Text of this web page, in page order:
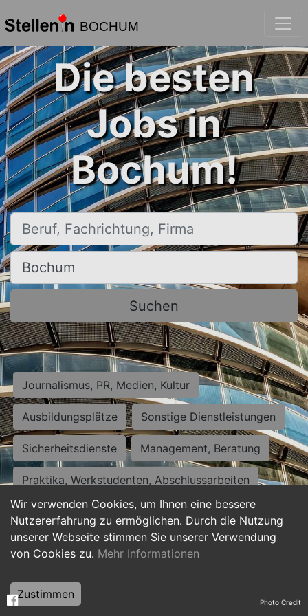
BOCHUM
Wir verwenden Cookies, um Ihnen eine bessere
Nutzererfahrung zu ermöglichen. Durch die Nutzung
unserer Webseite stimmen Sie unserer Verwendung
von Cookies zu. Mehr Informationen
Zustimmen
Die besten
Jobs in
Bochum!
Beruf, Fachrichtung, Firma
Ort, Stadt
Suchen
Journalismus, PR, Medien, Kultur
Ausbildungsplätze Sonstige Dienstleistungen
Sicherheitsdienste Management, Beratung
Praktika, Werkstudenten, Abschlussarbeiten
Personalwesen Assistenz, Sekretariat
Hilfskräfte, Aushilfs- und Nebenjobs
Weiterbildung, Studium, duale Ausbildung Photo Credit